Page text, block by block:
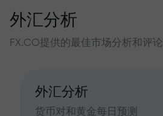
外汇分析
FX.CO提供的最佳市场分析和评论
外汇分析
货币对和黄金每日预测